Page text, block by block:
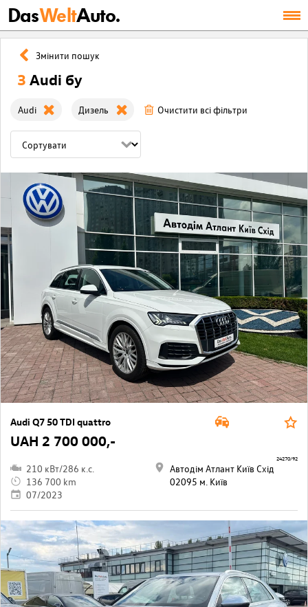
DasWeltAuto.
Змінити пошук
3 Audi бу
Audi Дизель Очистити всі фільтри
Audi Q7 50 TDI quattro
UAH 2 700 000,-
210 кВт/286 к.с.
136 700 km
07/2023
Автодім Атлант Київ Схід
02095 м. Київ
24270/92